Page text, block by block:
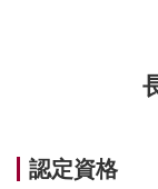
認定資格